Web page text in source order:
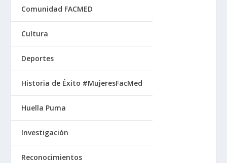
Comunidad FACMED
Cultura
Deportes
Historia de Éxito #MujeresFacMed
Huella Puma
Investigación
Reconocimientos